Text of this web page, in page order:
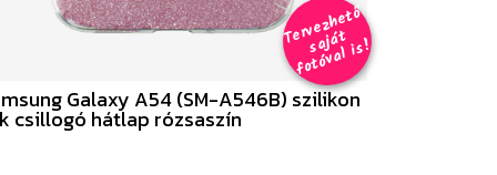
T
er
v
e
z
h
e
t
ő
s
aj
á
t
f
o
t
ó
v
al i
s
!
Galaxy A54 (SM-A546B) szilikon
csillogó hátlap rózsaszín